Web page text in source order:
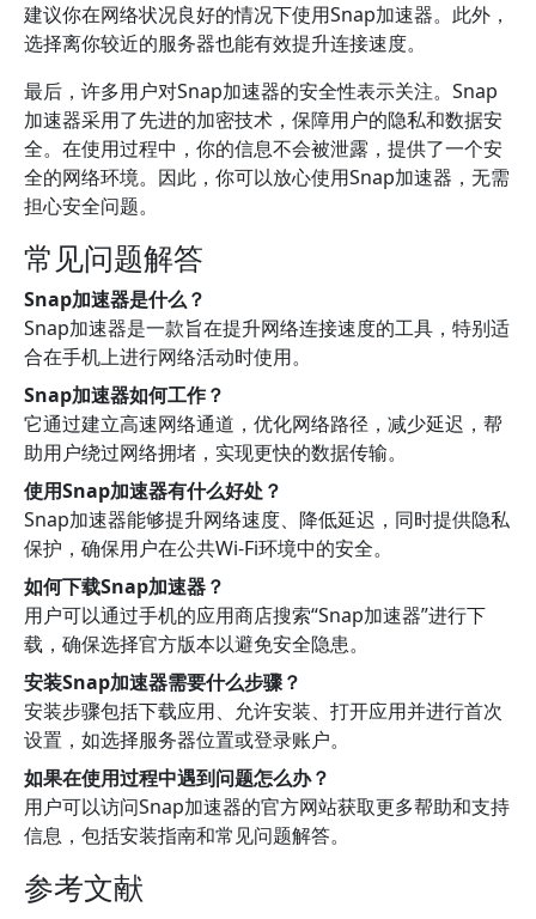
建议你在网络状况良好的情况下使用Snap加速器。此外，
选择离你较近的服务器也能有效提升连接速度。
最后，许多用户对Snap加速器的安全性表示关注。Snap
加速器采用了先进的加密技术，保障用户的隐私和数据安
全。在使用过程中，你的信息不会被泄露，提供了一个安
全的网络环境。因此，你可以放心使用Snap加速器，无需
担心安全问题。
常见问题解答
Snap加速器是什么？
Snap加速器是一款旨在提升网络连接速度的工具，特别适
合在手机上进行网络活动时使用。
Snap加速器如何工作？
它通过建立高速网络通道，优化网络路径，减少延迟，帮
助用户绕过网络拥堵，实现更快的数据传输。
使用Snap加速器有什么好处？
Snap加速器能够提升网络速度、降低延迟，同时提供隐私
保护，确保用户在公共Wi-Fi环境中的安全。
如何下载Snap加速器？
用户可以通过手机的应用商店搜索“Snap加速器”进行下
载，确保选择官方版本以避免安全隐患。
安装Snap加速器需要什么步骤？
安装步骤包括下载应用、允许安装、打开应用并进行首次
设置，如选择服务器位置或登录账户。
如果在使用过程中遇到问题怎么办？
用户可以访问Snap加速器的官方网站获取更多帮助和支持
信息，包括安装指南和常见问题解答。
参考文献